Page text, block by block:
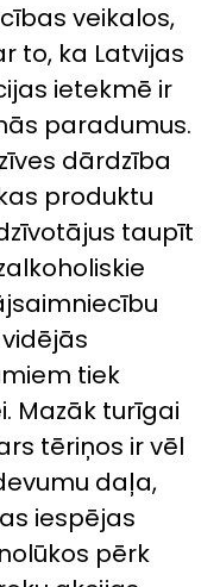
veikalos,
to, ka Latvijas
ietekmē ir
paradumus.
dārdzība
produktu
taupīt
tiek
Mazāk turīgai
tēriņos ir vēl
daļa,
iespējas
pērk